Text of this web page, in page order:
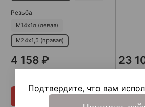
Резьба
М14х1л (левая)
М24х1,5 (правая)
4 158 ₽
Купить сейчас
23
Подтвердите, что вам